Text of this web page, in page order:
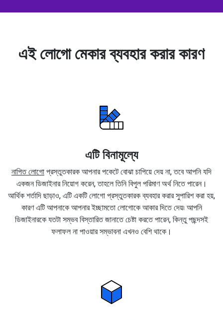
এই লোগো মেকার ব্যবহার করার কারণ
এটি বিনামূল্যে
নাপিত লোগো প্রস্তুতকারক আপনার পকেটে বোঝা চাপিয়ে দেয় না, তবে আপনি যদি
একজন ডিজাইনার নিয়োগ করেন, তাহলে তিনি বিপুল পরিমাণ অর্থ নিতে পারেন।
আর্থিক শর্তাদি ছাড়াও, এটি একটি লোগো প্রস্তুতকারক ব্যবহার করার সুপারিশ করা হয়,
কারণ এটি আপনাকে আপনার ইচ্ছামতো লোগোকে আকার দিতে দেয়৷ আপনি
ডিজাইনারকে যতটা সম্ভব বিস্তারিত জানাতে চেষ্টা করতে পারেন, কিন্তু পছন্দসই
ফলাফল না পাওয়ার সম্ভাবনা এখনও বেশি থাকে।